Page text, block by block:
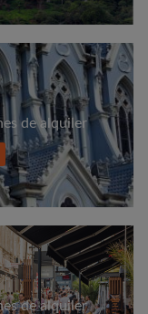
de alquiler
de alquiler